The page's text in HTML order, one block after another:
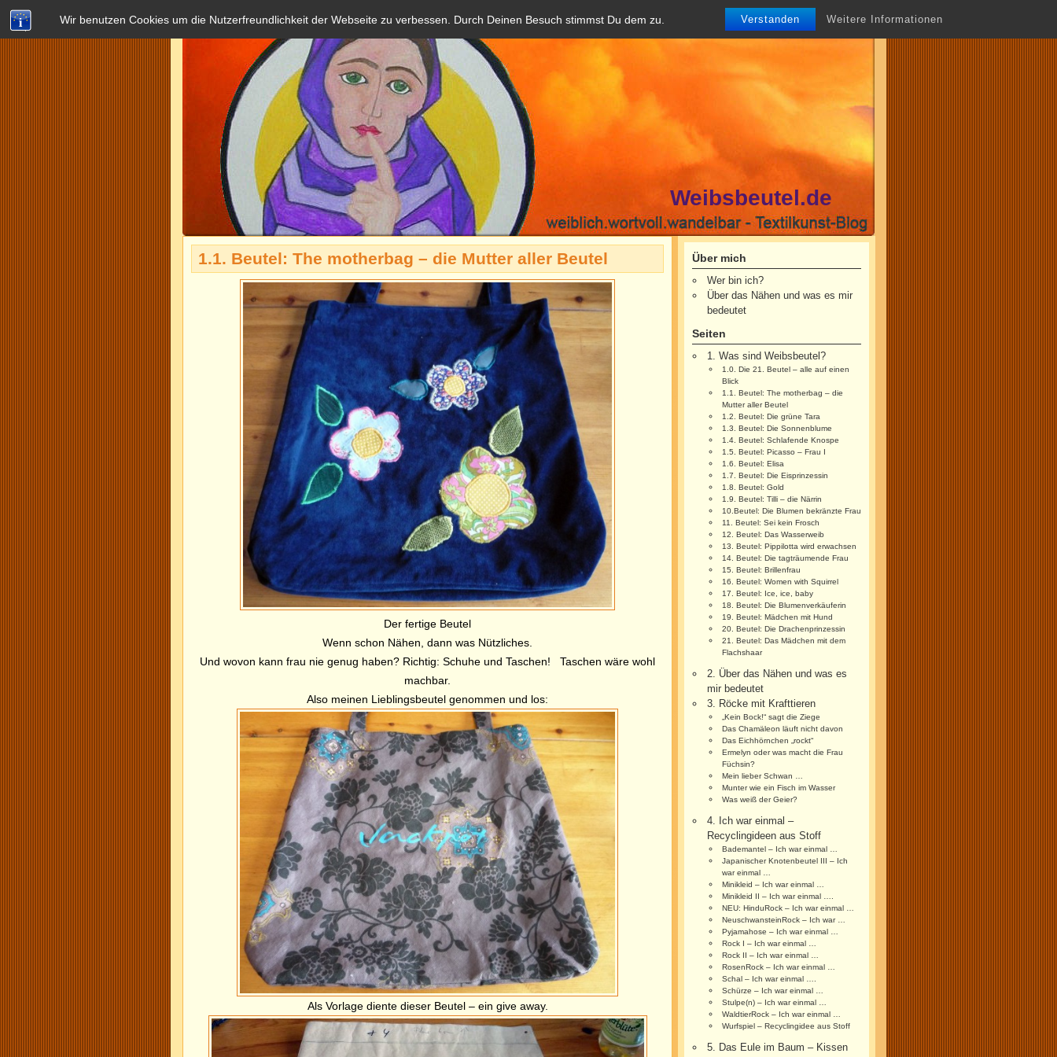
Wir benutzen Cookies um die Nutzerfreundlichkeit der Webseite zu verbessen. Durch Deinen Besuch stimmst Du dem zu. Verstanden Weitere Informationen
Weibsbeutel.de
1.1. Beutel: The motherbag – die Mutter aller Beutel
Der fertige Beutel
Wenn schon Nähen, dann was Nützliches.
Und wovon kann frau nie genug haben? Richtig: Schuhe und Taschen! Taschen wäre wohl
machbar.
Also meinen Lieblingsbeutel genommen und los:
Als Vorlage diente dieser Beutel – ein give away.
Über mich
Wer bin ich?
Über das Nähen und was es mir
bedeutet
Seiten
1. Was sind Weibsbeutel?
1.0. Die 21. Beutel – alle auf einen
Blick
1.1. Beutel: The motherbag – die
Mutter aller Beutel
1.2. Beutel: Die grüne Tara
1.3. Beutel: Die Sonnenblume
1.4. Beutel: Schlafende Knospe
1.5. Beutel: Picasso – Frau I
1.6. Beutel: Elisa
1.7. Beutel: Die Eisprinzessin
1.8. Beutel: Gold
1.9. Beutel: Tilli – die Närrin
10.Beutel: Die Blumen bekränzte Frau
11. Beutel: Sei kein Frosch
12. Beutel: Das Wasserweib
13. Beutel: Pippilotta wird erwachsen
14. Beutel: Die tagträumende Frau
15. Beutel: Brillenfrau
16. Beutel: Women with Squirrel
17. Beutel: Ice, ice, baby
18. Beutel: Die Blumenverkäuferin
19. Beutel: Mädchen mit Hund
20. Beutel: Die Drachenprinzessin
21. Beutel: Das Mädchen mit dem
Flachshaar
2. Über das Nähen und was es
mir bedeutet
3. Röcke mit Krafttieren
„Kein Bock!“ sagt die Ziege
Das Chamäleon läuft nicht davon
Das Eichhörnchen „rockt“
Ermelyn oder was macht die Frau
Füchsin?
Mein lieber Schwan …
Munter wie ein Fisch im Wasser
Was weiß der Geier?
4. Ich war einmal –
Recyclingideen aus Stoff
Bademantel – Ich war einmal …
Japanischer Knotenbeutel III – Ich
war einmal …
Minikleid – Ich war einmal …
Minikleid II – Ich war einmal ….
NEU: HinduRock – Ich war einmal …
NeuschwansteinRock – Ich war …
Pyjamahose – Ich war einmal …
Rock I – Ich war einmal …
Rock II – Ich war einmal …
RosenRock – Ich war einmal …
Schal – Ich war einmal ….
Schürze – Ich war einmal …
Stulpe(n) – Ich war einmal …
WaldtierRock – Ich war einmal …
Wurfspiel – Recyclingidee aus Stoff
5. Das Eule im Baum – Kissen